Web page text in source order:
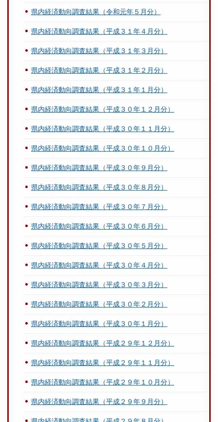
県内経済動向調査結果（令和元年５月分）
県内経済動向調査結果（平成３１年４月分）
県内経済動向調査結果（平成３１年３月分）
県内経済動向調査結果（平成３１年２月分）
県内経済動向調査結果（平成３１年１月分）
県内経済動向調査結果（平成３０年１２月分）
県内経済動向調査結果（平成３０年１１月分）
県内経済動向調査結果（平成３０年１０月分）
県内経済動向調査結果（平成３０年９月分）
県内経済動向調査結果（平成３０年８月分）
県内経済動向調査結果（平成３０年７月分）
県内経済動向調査結果（平成３０年６月分）
県内経済動向調査結果（平成３０年５月分）
県内経済動向調査結果（平成３０年４月分）
県内経済動向調査結果（平成３０年３月分）
県内経済動向調査結果（平成３０年２月分）
県内経済動向調査結果（平成３０年１月分）
県内経済動向調査結果（平成２９年１２月分）
県内経済動向調査結果（平成２９年１１月分）
県内経済動向調査結果（平成２９年１０月分）
県内経済動向調査結果（平成２９年９月分）